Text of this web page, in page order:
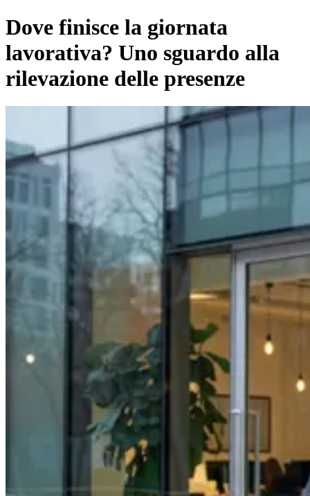
Dove finisce la giornata
lavorativa? Uno sguardo alla
rilevazione delle presenze